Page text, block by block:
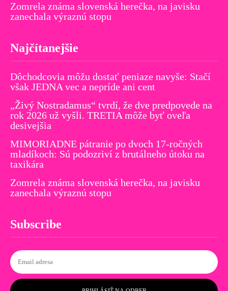
Zomrela známa slovenská herečka, na javisku
zanechala výraznú stopu
Najčítanejšie
Dôchodcovia môžu dostať peniaze navyše: Stačí
však JEDNA vec a nepríde ani cent
„Živý Nostradamus“ tvrdí, že dve predpovede na
rok 2026 už vyšli. TRETIA môže byť oveľa
desivejšia
MIMORIADNE pátranie po dvoch 17-ročných
mladíkoch: Sú podozriví z brutálneho útoku na
taxikára
Zomrela známa slovenská herečka, na javisku
zanechala výraznú stopu
Subscribe